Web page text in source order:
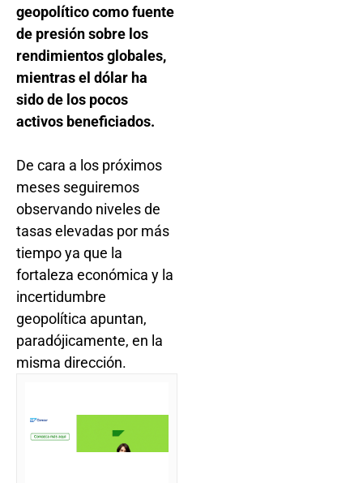
geopolítico como fuente
de presión sobre los
rendimientos globales,
mientras el dólar ha
sido de los pocos
activos beneficiados.
De cara a los próximos
meses seguiremos
observando niveles de
tasas elevadas por más
tiempo ya que la
fortaleza económica y la
incertidumbre
geopolítica apuntan,
paradójicamente, en la
misma dirección.